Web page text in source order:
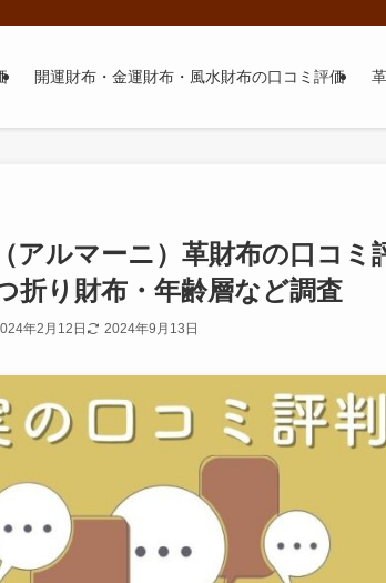
開運財布・金運財布・風水財布の口コミ評価
アルマーニ）革財布の口コ
折り財布・年齢層など調査
年2月12日 2024年9月13日